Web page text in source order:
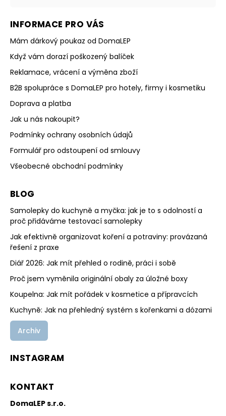
INFORMACE PRO VÁS
Mám dárkový poukaz od DomaLEP
Když vám dorazí poškozený balíček
Reklamace, vrácení a výměna zboží
B2B spolupráce s DomaLEP pro hotely, firmy i kosmetiku
Doprava a platba
Jak u nás nakoupit?
Podmínky ochrany osobních údajů
Formulář pro odstoupení od smlouvy
Všeobecné obchodní podmínky
BLOG
Samolepky do kuchyně a myčka: jak je to s odolností a
proč přidáváme testovací samolepky
Jak efektivně organizovat koření a potraviny: provázaná
řešení z praxe
Diář 2026: Jak mít přehled o rodině, práci i sobě
Proč jsem vyměnila originální obaly za úložné boxy
Koupelna: Jak mít pořádek v kosmetice a přípravcích
Kuchyně: Jak na přehledný systém s kořenkami a dózami
Archiv
INSTAGRAM
KONTAKT
DomaLEP s.r.o.